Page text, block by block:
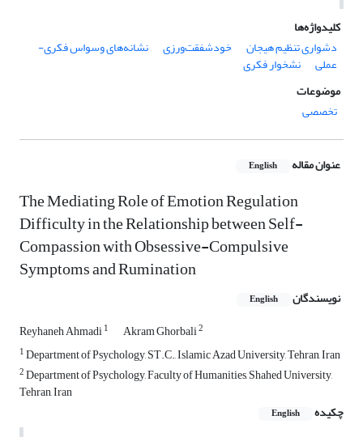
کلیدواژه‌ها
دشواری تنظیم هیجان
خودشفقت‌ورزی نشانه‌های وسواس فکری-
عملی
نشخوار فکری
موضوعات
تخصصی
عنوان مقاله English
The Mediating Role of Emotion Regulation
Difficulty in the Relationship between Self-
Compassion with Obsessive-Compulsive
Symptoms and Rumination
نویسندگان English
Reyhaneh Ahmadi1 Akram Ghorbali2
1Department of Psychology, ST.C., Islamic Azad University, Tehran, Iran
2Department of Psychology, Faculty of Humanities, Shahed University,
Tehran, Iran
چکیده
English